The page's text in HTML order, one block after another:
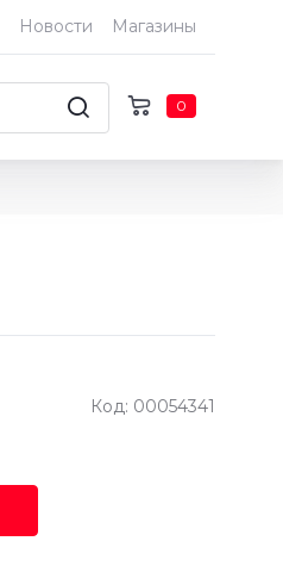
Новости Магазины
0
Код: 00054341